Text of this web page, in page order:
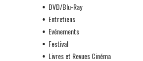
DVD/Blu-Ray
Entretiens
Evénements
Festival
Livres et Revues Cinéma